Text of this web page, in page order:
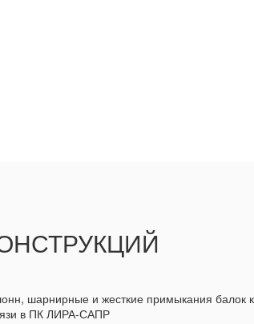
шарнирные и жесткие примыкания балок
в ПК ЛИРА-САПР